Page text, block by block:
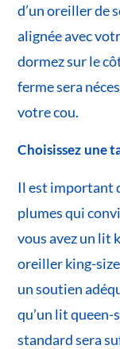
d’un oreiller de
alignée avec
dormez sur le
ferme sera
votre cou.
Choisissez une
Il est important
plumes qui
vous avez un lit
oreiller king-
un soutien
qu’un lit
standard sera